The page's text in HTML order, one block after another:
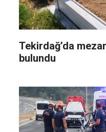
Tekirdağ’da
bulundu